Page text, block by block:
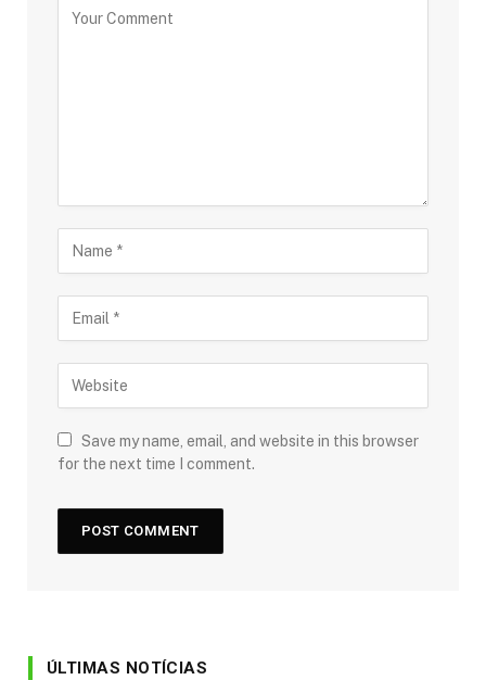
Save my name, email, and website in this browser
for the next time I comment.
ÚLTIMAS NOTÍCIAS